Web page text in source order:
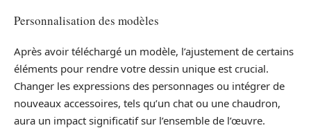
Personnalisation des modèles
Après avoir téléchargé un modèle, l’ajustement de certains
éléments pour rendre votre dessin unique est crucial.
Changer les expressions des personnages ou intégrer de
nouveaux accessoires, tels qu’un chat ou une chaudron,
aura un impact significatif sur l’ensemble de l’œuvre.